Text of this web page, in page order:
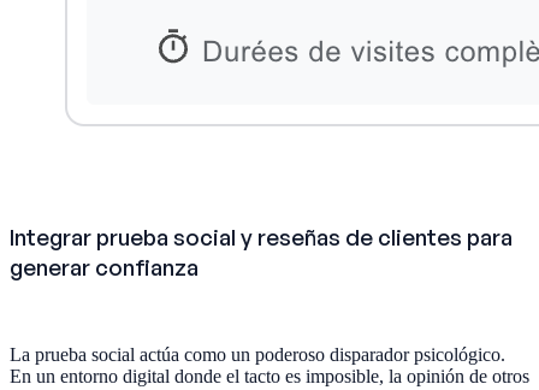
Integrar prueba social y reseñas de clientes para
generar confianza
La prueba social actúa como un poderoso disparador psicológico.
En un entorno digital donde el tacto es imposible, la opinión de otros